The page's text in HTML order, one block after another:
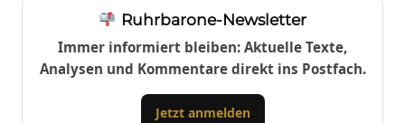
Ruhrbarone-Newsletter
Immer informiert bleiben: Aktuelle Texte,
Analysen und Kommentare direkt ins Postfach.
Jetzt anmelden